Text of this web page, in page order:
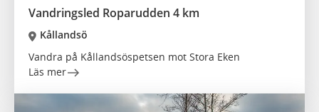
Vandringsled Roparudden 4 km
Kållandsö
Vandra på Kållandsöspetsen mot Stora Eken
Läs mer